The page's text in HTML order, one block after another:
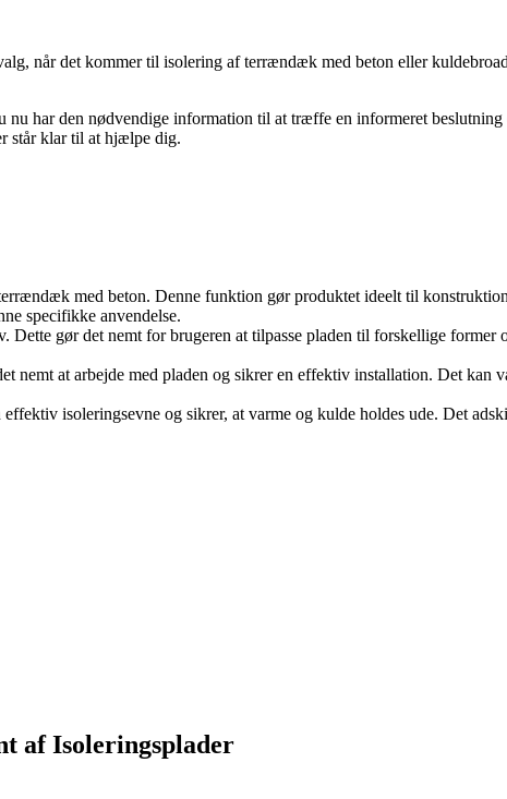
når det kommer til isolering af terrændæk med beton eller
nu har den nødvendige information til at træffe en informeret
står klar til at hjælpe dig.
med beton. Denne funktion gør produktet ideelt til
specifikke anvendelse.
Dette gør det nemt for brugeren at tilpasse pladen til forskellige
nemt at arbejde med pladen og sikrer en effektiv installation. Det
isoleringsevne og sikrer, at varme og kulde holdes ude. Det
af Isoleringsplader